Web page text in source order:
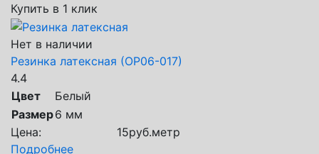
Купить в 1 клик
Нет в наличии
Резинка латексная (ОР06-017)
4.4
Цвет
Белый
Размер6 мм
Цена:
15руб.метр
Подробнее